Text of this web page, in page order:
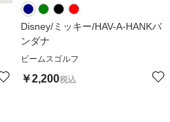
Disney/ミッキー/HAV-A-HANKバ
ンダナ
ビームスゴルフ
￥2,200税込